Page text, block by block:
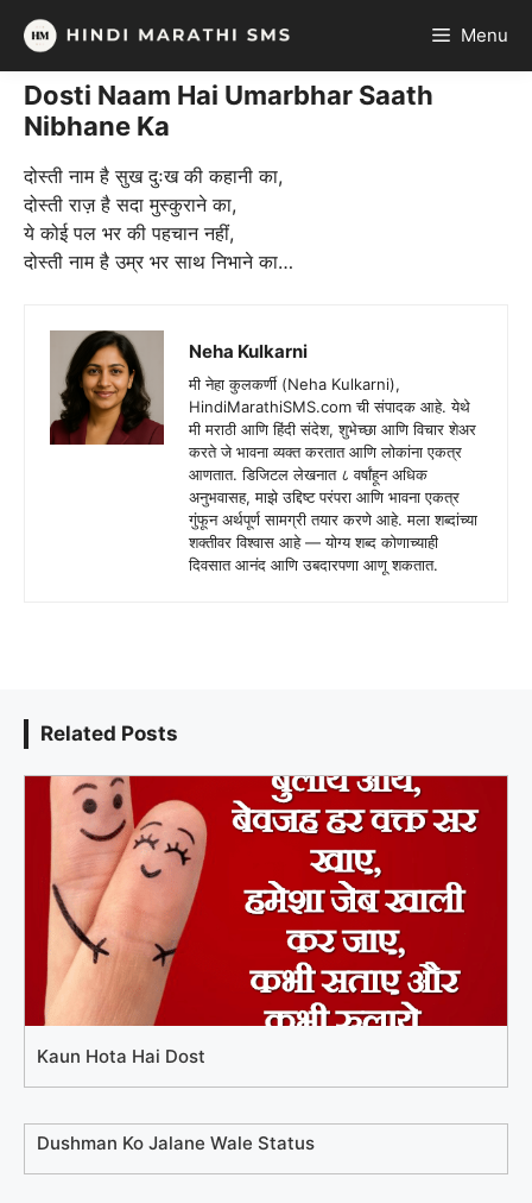
Skip
content
Menu
Dosti Naam Hai Umarbhar Saath
Nibhane Ka
दोस्ती नाम है सुख दुःख की कहानी का,
दोस्ती राज़ है सदा मुस्कुराने का,
ये कोई पल भर की पहचान नहीं,
दोस्ती नाम है उम्र भर साथ निभाने का…
Neha Kulkarni
मी नेहा कुलकर्णी (Neha Kulkarni),
HindiMarathiSMS.com ची संपादक आहे. येथे
मी मराठी आणि हिंदी संदेश, शुभेच्छा आणि विचार शेअर
करते जे भावना व्यक्त करतात आणि लोकांना एकत्र
आणतात. डिजिटल लेखनात ८ वर्षांहून अधिक
अनुभवासह, माझे उद्दिष्ट परंपरा आणि भावना एकत्र
गुंफून अर्थपूर्ण सामग्री तयार करणे आहे. मला शब्दांच्या
शक्तीवर विश्वास आहे — योग्य शब्द कोणाच्याही
दिवसात आनंद आणि उबदारपणा आणू शकतात.
Related Posts
Kaun Hota Hai Dost
Dushman Ko Jalane Wale Status